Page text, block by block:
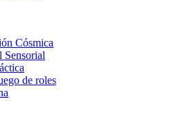
Cósmica
Sensorial
de roles